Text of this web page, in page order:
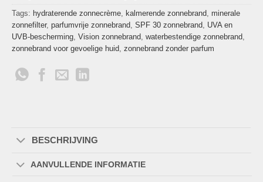
Tags: hydraterende zonnecrème kalmerende zonnebrand
minerale
zonnefilter, parfumvrije zonnebrand SPF 30 zonnebrand
UVA en
UVB-bescherming Vision zonnebrand waterbestendige zonnebrand
zonnebrand voor gevoelige huid zonnebrand zonder parfum
BESCHRIJVING
AANVULLENDE INFORMATIE